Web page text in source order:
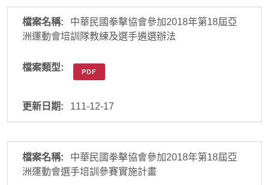
中華民國拳擊協會參加2018年第18屆亞
洲運動會培訓隊教練及選手遴選辦法
PDF
111-12-17
中華民國拳擊協會參加2018年第18屆亞
洲運動會選手培訓參賽實施計畫